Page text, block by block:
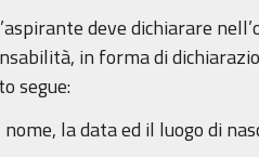
deve dichiarare
in forma di
segue:
la data ed il luogo di